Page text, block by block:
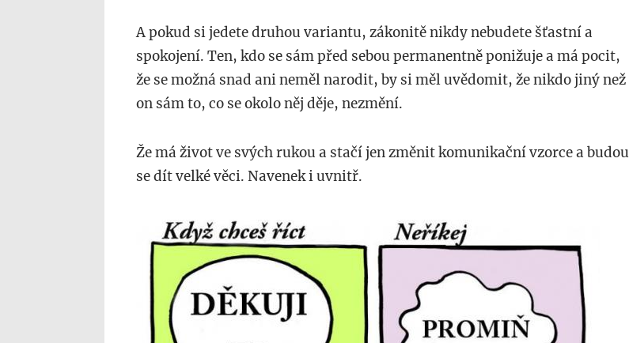
A pokud si jedete druhou variantu, zákonitě nikdy nebudete šťastní a
spokojení. Ten, kdo se sám před sebou permanentně ponižuje a má pocit,
že se možná snad ani neměl narodit, by si měl uvědomit, že nikdo jiný než
on sám to, co se okolo něj děje, nezmění.
Že má život ve svých rukou a stačí jen změnit komunikační vzorce a budou
se dít velké věci. Navenek i uvnitř.
1_12.jpg